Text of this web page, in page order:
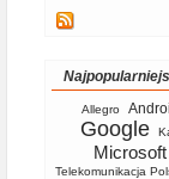
Allegro
Google
Microsoft
Telekomunikacja